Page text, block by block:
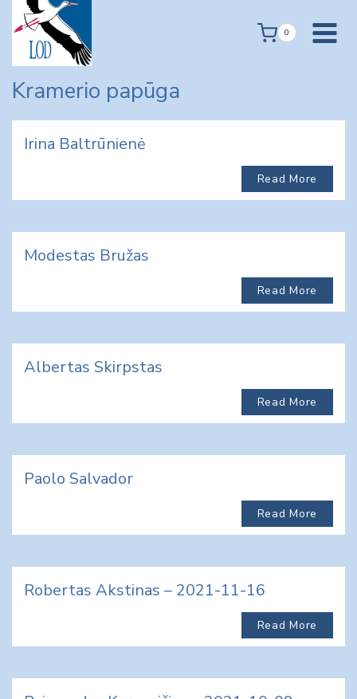
content
0
Kramerio papūga
Irina Baltrūnienė
Read More
Modestas Bružas
Read More
Albertas Skirpstas
Read More
Paolo Salvador
Read More
Robertas Akstinas – 2021-11-16
Read More